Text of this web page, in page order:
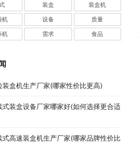
装盒 装盒机
机 设备 质量
机 需求 食品
装盒机生产厂家(哪家性价比更高)
式装盒设备厂家哪家好(如何选择更合适
式高速装盒机生产厂家(哪家品牌性价比